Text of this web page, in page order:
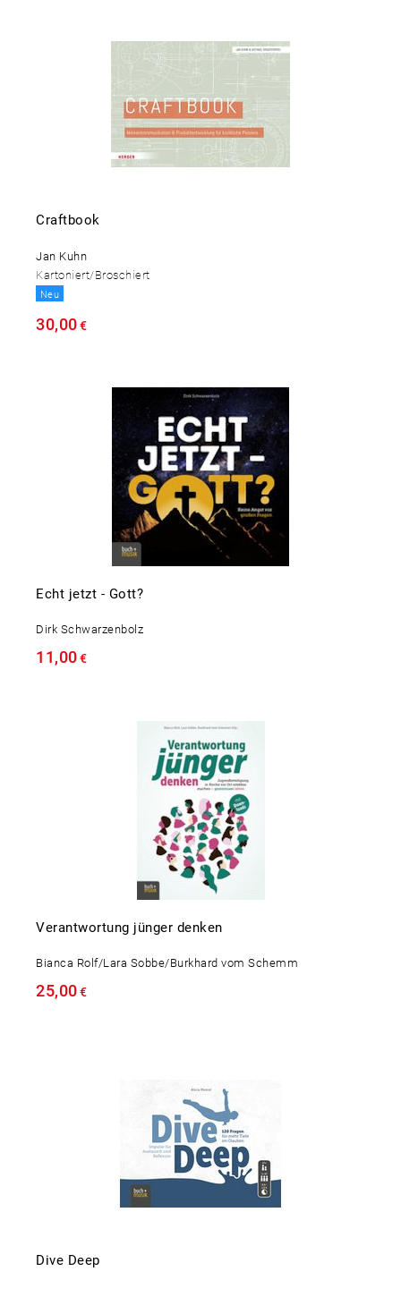
Craftbook
Jan Kuhn
Kartoniert/Broschiert
Neu
30,00€
Echt jetzt - Gott?
Dirk Schwarzenbolz
11,00€
Verantwortung jünger denken
Bianca Rolf/Lara Sobbe/Burkhard vom Schemm
25,00€
Dive Deep